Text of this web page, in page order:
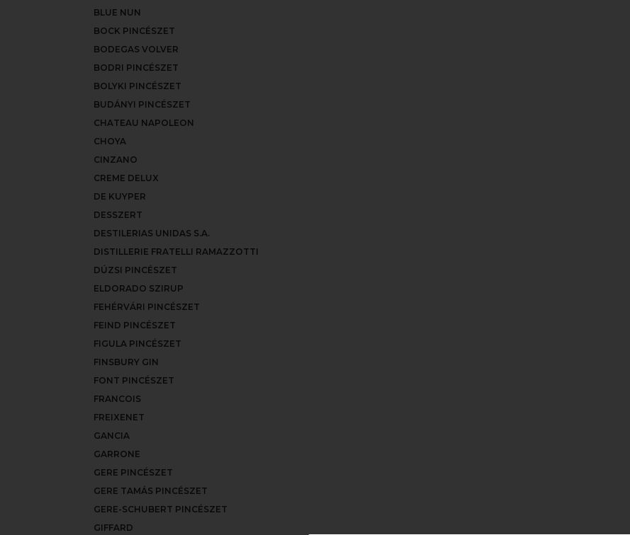
BLUE NUN
BOCK PINCÉSZET
BODEGAS VOLVER
BODRI PINCÉSZET
BOLYKI PINCÉSZET
BUDÁNYI PINCÉSZET
CHATEAU NAPOLEON
CHOYA
CINZANO
CREME DELUX
DE KUYPER
DESSZERT
DESTILERIAS UNIDAS S.A.
DISTILLERIE FRATELLI RAMAZZOTTI
DÚZSI PINCÉSZET
ELDORADO SZIRUP
FEHÉRVÁRI PINCÉSZET
FEIND PINCÉSZET
FIGULA PINCÉSZET
FINSBURY GIN
FONT PINCÉSZET
FRANCOIS
FREIXENET
GANCIA
GARRONE
GERE PINCÉSZET
GERE TAMÁS PINCÉSZET
GERE-SCHUBERT PINCÉSZET
GIFFARD